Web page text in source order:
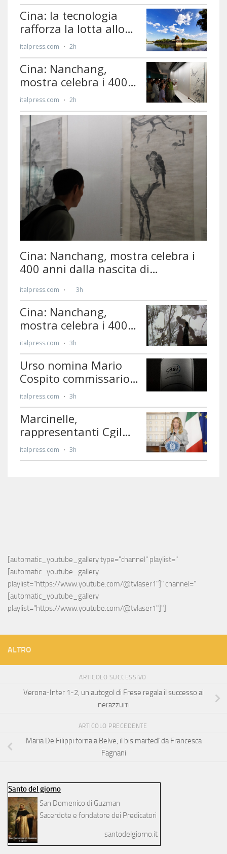
[automatic_youtube_gallery type="channel" playlist="
[automatic_youtube_gallery
playlist="https://www.youtube.com/@tvlaser1"]" channel="
[automatic_youtube_gallery
playlist="https://www.youtube.com/@tvlaser1"]"]
ALTRO
ARTICOLO SUCCESSIVO
Verona-Inter 1-2, un autogol di Frese regala il successo ai
nerazzurri
ARTICOLO PRECEDENTE
Maria De Filippi torna a Belve, il bis martedì da Francesca
Fagnani
Santo del giorno
San Domenico di Guzman
Sacerdote e fondatore dei Predicatori
santodelgiorno.it